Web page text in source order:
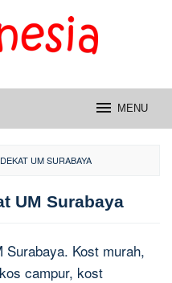
MENU
UM SURABAYA
UM Surabaya
Kost murah,
campur, kost